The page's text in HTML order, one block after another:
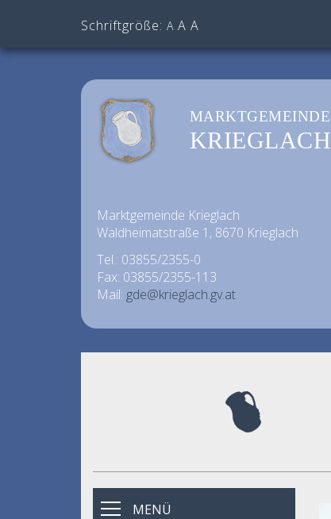
Schriftgröße: A A A
MARKTGEMEINDE
KRIEGLACH
Marktgemeinde Krieglach
Waldheimatstraße 1, 8670 Krieglach
Tel.: 03855/2355-0
Fax: 03855/2355-113
Mail: gde@krieglach.gv.at
MENÜ